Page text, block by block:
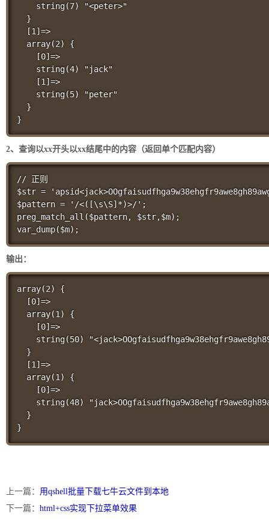
string(7) "<peter>"
}
[1]=>
array(2) {
[0]=>
string(4) "jack"
[1]=>
string(5) "peter"
}
}
2、查询以xx开头以xx结尾中的内容（返回单个匹配内容）
// 正则
$str =
$pattern = '/<([\s\S]*)>/';
preg_match_all($pattern, $str,$m);
输出：
array(2) {
[0]=>
array(1) {
[0]=>
string(50)
}
[1]=>
array(1) {
[0]=>
string(48)
}
}
上一篇： 用qshell批量下载七牛云文件到本地
下一篇： html+css实现下拉菜单效果